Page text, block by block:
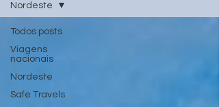
Todos posts
Viagens
nacionais
Nordeste
Safe Travels
Nordeste